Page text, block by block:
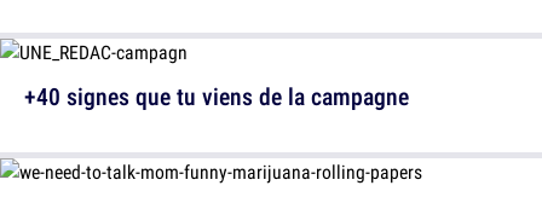
+40 signes que tu viens de la campagne